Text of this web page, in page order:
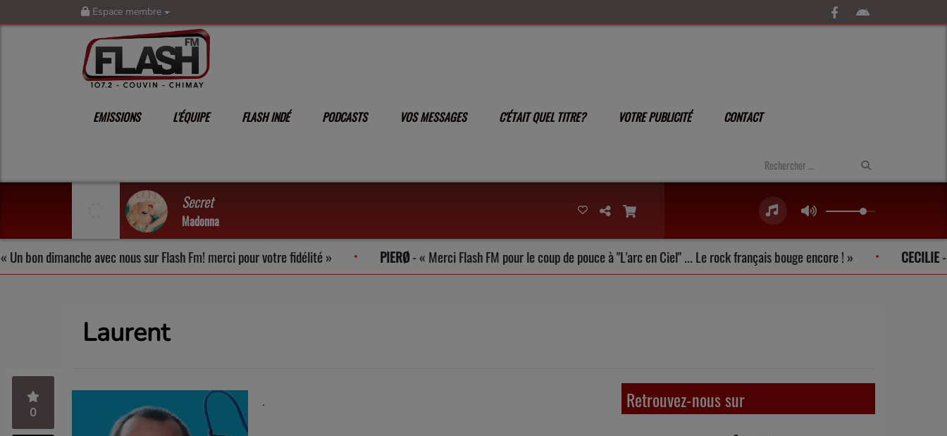
Espace membre
EMISSIONS L'ÉQUIPE FLASH INDÉ PODCASTS VOS MESSAGES C'ÉTAIT QUEL TITRE? VOTRE PUBLICITÉ CONTACT
Secret
Madonna
dimanche avec nous sur Flash Fm! merci pour votre fidélité PIERØ Merci Flash FM pour le coup de pouce à "L'arc en Ciel" ... Le rock français bouge encore ! CECILIE - Merci
Laurent
0
. Retrouvez-nous sur